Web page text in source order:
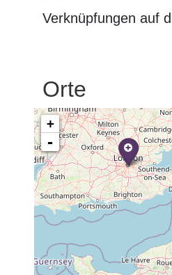
Verknüpfungen auf
Orte
+
-